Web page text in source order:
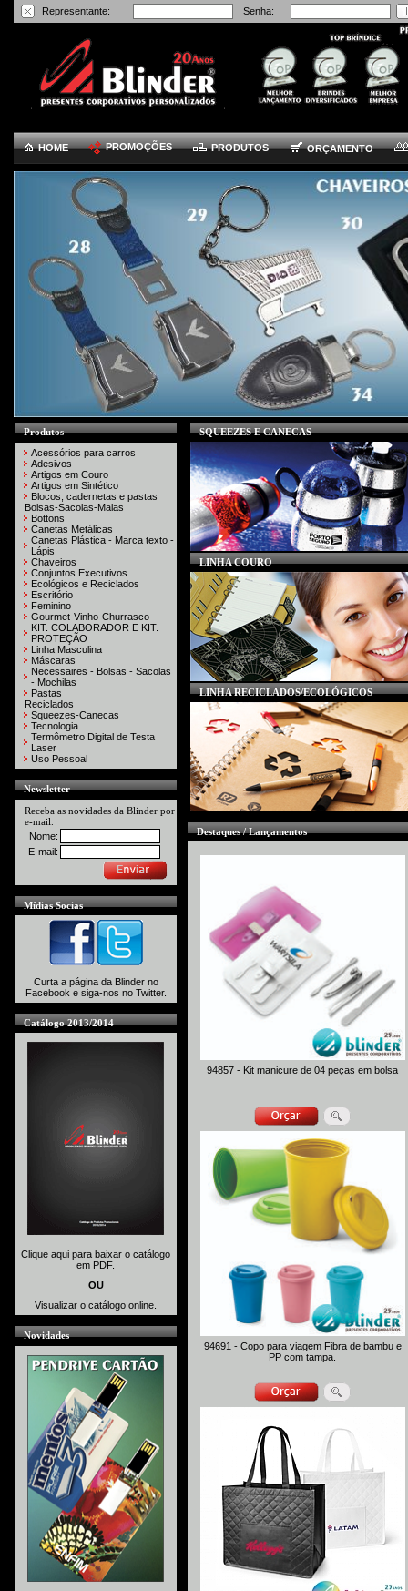
Representante: Senha:
HOME PROMOÇÕES PRODUTOS ORÇAMENTO
Produtos
Acessórios para carros
Adesivos
Artigos em Couro
Artigos em Sintético
Blocos, cadernetas e pastas
Bolsas-Sacolas-Malas
Bottons
Canetas Metálicas
Canetas Plástica - Marca texto -
Lápis
Chaveiros
Conjuntos Executivos
Ecológicos e Reciclados
Escritório
Feminino
Gourmet-Vinho-Churrasco
KIT. COLABORADOR E KIT.
PROTEÇÃO
Linha Masculina
Máscaras
Necessaires - Bolsas - Sacolas
- Mochilas
Pastas
Reciclados
Squeezes-Canecas
Tecnologia
Termômetro Digital de Testa
Laser
Uso Pessoal
Newsletter
Receba as novidades da Blinder por
e-mail.
Nome:
E-mail:
Mídias Socias
Curta a página da Blinder no
Facebook e siga-nos no Twitter.
Catálogo 2013/2014
Clique aqui para baixar o catálogo
em PDF.
OU
Visualizar o catálogo online.
Novidades
SQUEEZES E CANECAS
LINHA COURO
LINHA RECICLADOS/ECOLÓGICOS
Destaques / Lançamentos
94857 - Kit manicure de 04 peças em bolsa
94691 - Copo para viagem Fibra de bambu e
PP com tampa.